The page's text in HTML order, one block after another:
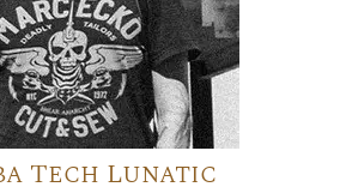
Tech Lunatic